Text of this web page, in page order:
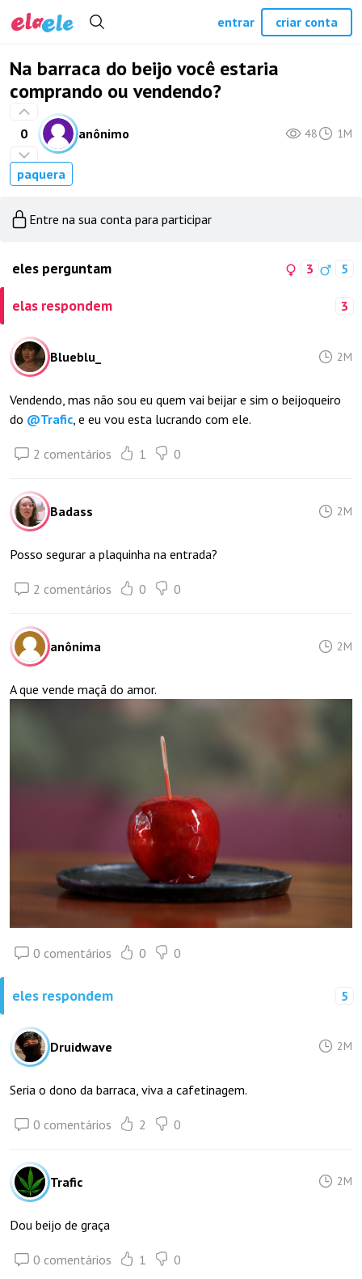
Na barraca do beijo você estaria
comprando ou vendendo?
0 anônimo 48 1M
paquera
Entre na sua conta para participar
eles perguntam 3 5
elas respondem 3
Blueblu_ 2M
Vendendo, mas não sou eu quem vai beijar e sim o beijoqueiro
do @Trafic, e eu vou esta lucrando com ele.
2 comentários 1 0
Badass 2M
Posso segurar a plaquinha na entrada?
2 comentários 0 0
anônima 2M
A que vende maçã do amor.
0 comentários 0 0
eles respondem 5
Druidwave 2M
Seria o dono da barraca, viva a cafetinagem.
0 comentários 2 0
Trafic 2M
Dou beijo de graça
0 comentários 1 0
entrar criar conta